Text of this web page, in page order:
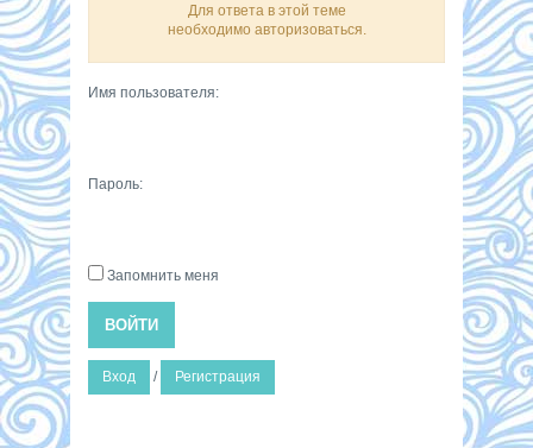
Для ответа в этой теме
необходимо авторизоваться.
Имя пользователя:
Пароль:
Запомнить меня
ВОЙТИ
Вход / Регистрация